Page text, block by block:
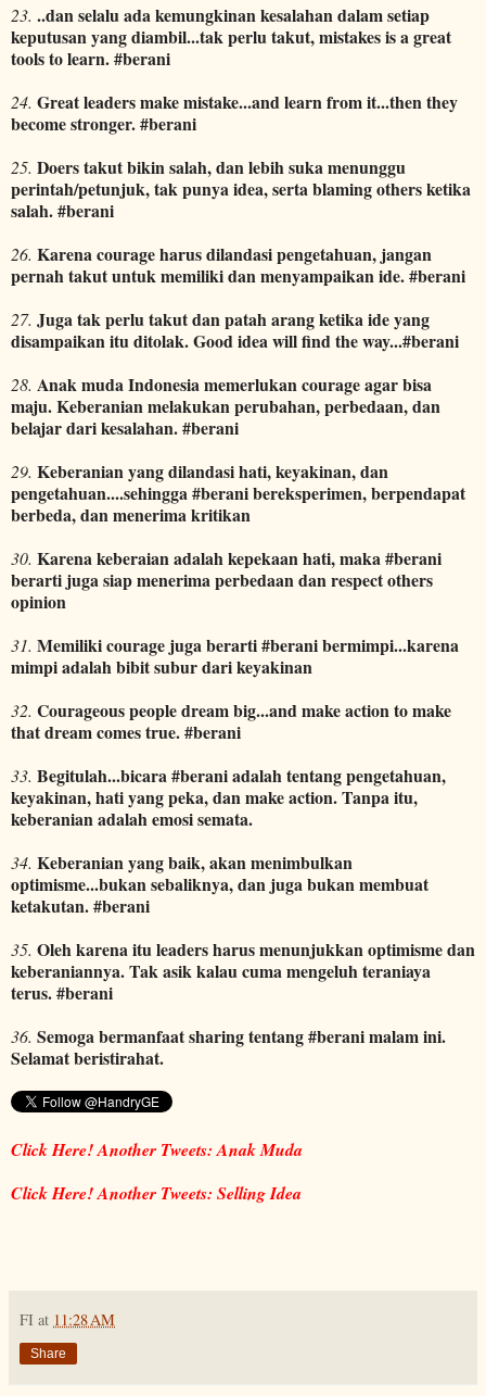
23. ..dan selalu ada kemungkinan kesalahan dalam setiap
keputusan yang diambil...tak perlu takut, mistakes is a great
tools to learn. #berani
24. Great leaders make mistake...and learn from it...then they
become stronger. #berani
25. Doers takut bikin salah, dan lebih suka menunggu
perintah/petunjuk, tak punya idea, serta blaming others ketika
salah. #berani
26. Karena courage harus dilandasi pengetahuan, jangan
pernah takut untuk memiliki dan menyampaikan ide. #berani
27. Juga tak perlu takut dan patah arang ketika ide yang
disampaikan itu ditolak. Good idea will find the way...#berani
28. Anak muda Indonesia memerlukan courage agar bisa
maju. Keberanian melakukan perubahan, perbedaan, dan
belajar dari kesalahan. #berani
29. Keberanian yang dilandasi hati, keyakinan, dan
pengetahuan....sehingga #berani bereksperimen, berpendapat
berbeda, dan menerima kritikan
30. Karena keberaian adalah kepekaan hati, maka #berani
berarti juga siap menerima perbedaan dan respect others
opinion
31. Memiliki courage juga berarti #berani bermimpi...karena
mimpi adalah bibit subur dari keyakinan
32. Courageous people dream big...and make action to make
that dream comes true. #berani
33. Begitulah...bicara #berani adalah tentang pengetahuan,
keyakinan, hati yang peka, dan make action. Tanpa itu,
keberanian adalah emosi semata.
34. Keberanian yang baik, akan menimbulkan
optimisme...bukan sebaliknya, dan juga bukan membuat
ketakutan. #berani
35. Oleh karena itu leaders harus menunjukkan optimisme dan
keberaniannya. Tak asik kalau cuma mengeluh teraniaya
terus. #berani
36. Semoga bermanfaat sharing tentang #berani malam ini.
Selamat beristirahat.
Click Here! Another Tweets: Anak Muda
Click Here! Another Tweets: Selling Idea
FI at 11:28 AM
Share